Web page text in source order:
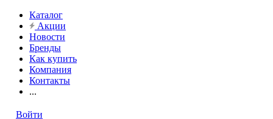
Каталог
Акции
Новости
Бренды
Как купить
Компания
Контакты
...
Войти